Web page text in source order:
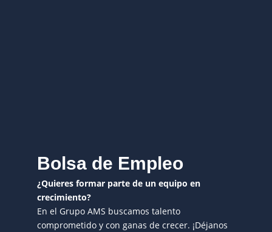
Bolsa de Empleo
¿Quieres formar parte de un equipo en
crecimiento?
En el Grupo AMS buscamos talento
comprometido y con ganas de crecer. ¡Déjanos